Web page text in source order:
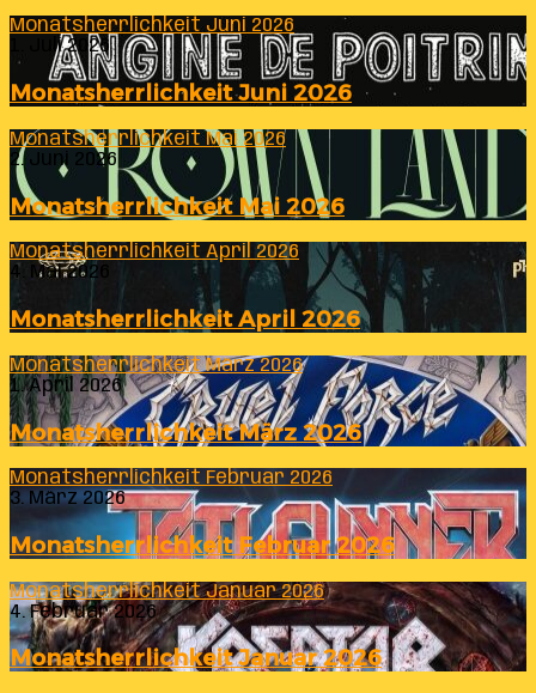
Monatsherrlichkeit Juni 2026
1. Juli 2026
Monatsherrlichkeit Juni 2026
Monatsherrlichkeit Mai 2026
2. Juni 2026
Monatsherrlichkeit Mai 2026
Monatsherrlichkeit April 2026
4. Mai 2026
Monatsherrlichkeit April 2026
Monatsherrlichkeit März 2026
1. April 2026
Monatsherrlichkeit März 2026
Monatsherrlichkeit Februar 2026
3. März 2026
Monatsherrlichkeit Februar 2026
Monatsherrlichkeit Januar 2026
4. Februar 2026
Monatsherrlichkeit Januar 2026